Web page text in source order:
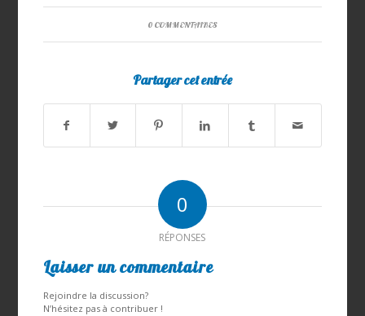
0 COMMENTAIRES
Partager cet entrée
0
RÉPONSES
Laisser un commentaire
Rejoindre la discussion?
N’hésitez pas à contribuer !